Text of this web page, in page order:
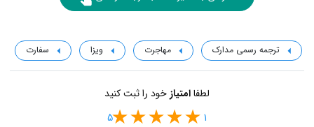
ترجمه رسمی مدارک مهاجرت ویزا سفارت
لطفاامتیاز خود را ثبت کنید
1
5